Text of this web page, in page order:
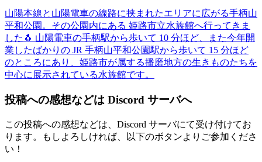
山陽本線と山陽電車の線路に挟まれたエリアに広がる手柄山
平和公園。その公園内にある 姫路市立水族館へ行ってきま
した🐧 山陽電車の手柄駅から歩いて 10 分ほど、また今年開
業したばかりの JR 手柄山平和公園駅から歩いて 15 分ほど
のところにあり、姫路市が属する播磨地方の生きものたちを
中心に展示されている水族館です。
投稿への感想などは Discord サーバへ
この投稿への感想などは、Discord サーバにて受け付けてお
ります。もしよろしければ、以下のボタンよりご参加くださ
い！